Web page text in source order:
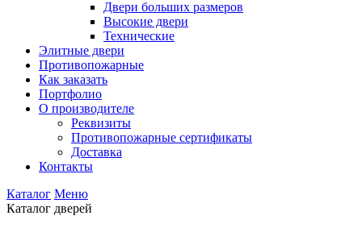
Двери больших размеров
Высокие двери
Технические
Элитные двери
Противопожарные
Как заказать
Портфолио
О производителе
Реквизиты
Противопожарные сертификаты
Доставка
Контакты
Каталог Меню
Каталог дверей